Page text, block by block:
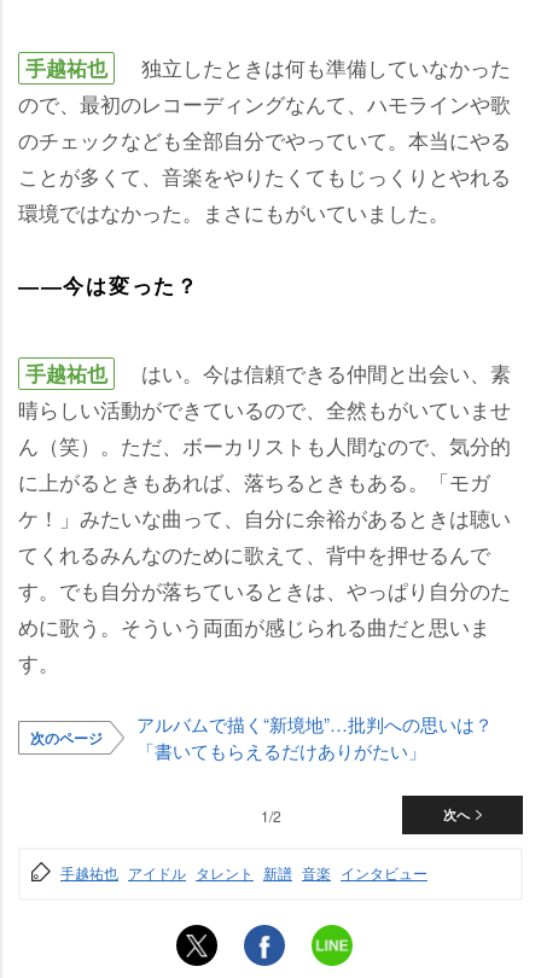
手越祐也
独立したときは何も準備していなかった
ので、最初のレコーディングなんて、ハモラインや歌
のチェックなども全部自分でやっていて。本当にやる
ことが多くて、音楽をやりたくてもじっくりとやれる
環境ではなかった。まさにもがいていました。
――今は変った？
手越祐也
はい。今は信頼できる仲間と出会い、素
晴らしい活動ができているので、全然もがいていませ
ん（笑）。ただ、ボーカリストも人間なので、気分的
に上がるときもあれば、落ちるときもある。「モガ
ケ！」みたいな曲って、自分に余裕があるときは聴い
てくれるみんなのために歌えて、背中を押せるんで
す。でも自分が落ちているときは、やっぱり自分のた
めに歌う。そういう両面が感じられる曲だと思いま
す。
次のページ
アルバムで描く“新境地”…批判への思いは？
「書いてもらえるだけありがたい」
次へ
1/2
手越祐也 アイドル タレント 新譜 音楽 インタビュー